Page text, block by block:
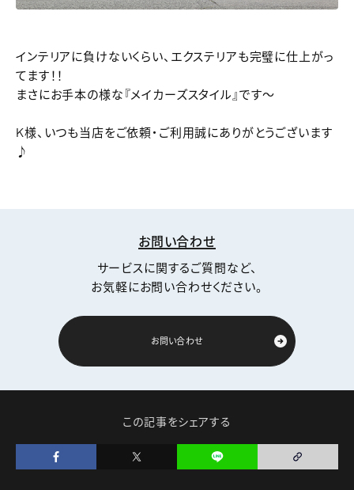
インテリアに負けないくらい、エクステリアも完璧に仕上がっ
てます！！
まさにお手本の様な『メイカーズスタイル』です～
K様、いつも当店をご依頼・ご利用誠にありがとうございます
♪
お問い合わせ
サービスに関するご質問など、
お気軽にお問い合わせください。
お問い合わせ
この記事をシェアする